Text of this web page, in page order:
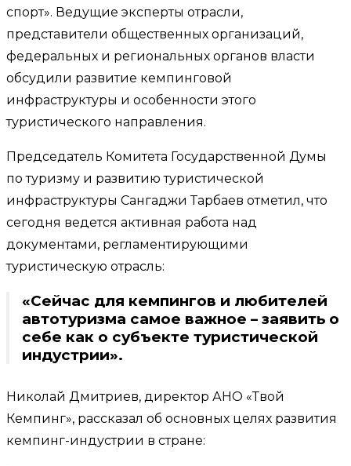
спорт». Ведущие эксперты отрасли,
представители общественных организаций,
федеральных и региональных органов власти
обсудили развитие кемпинговой
инфраструктуры и особенности этого
туристического направления.
Председатель Комитета Государственной Думы
по туризму и развитию туристической
инфраструктуры Сангаджи Тарбаев отметил, что
сегодня ведется активная работа над
документами, регламентирующими
туристическую отрасль:
«Сейчас для кемпингов и любителей
автотуризма самое важное – заявить о
себе как о субъекте туристической
индустрии».
Николай Дмитриев, директор АНО «Твой
Кемпинг», рассказал об основных целях развития
кемпинг-индустрии в стране: